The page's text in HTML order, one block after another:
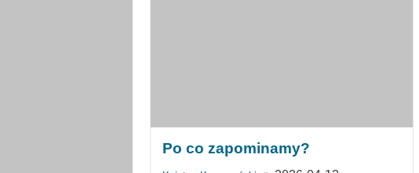
Po co zapominamy?